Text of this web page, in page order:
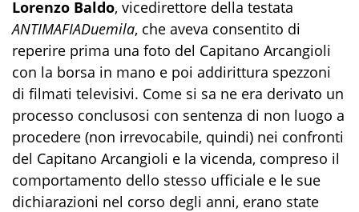
Lorenzo Baldo, vicedirettore della testata
ANTIMAFIADuemila, che aveva consentito di
reperire prima una foto del Capitano Arcangioli
con la borsa in mano e poi addirittura spezzoni
di filmati televisivi. Come si sa ne era derivato un
processo conclusosi con sentenza di non luogo a
procedere (non irrevocabile, quindi) nei confronti
del Capitano Arcangioli e la vicenda, compreso il
comportamento dello stesso ufficiale e le sue
dichiarazioni nel corso degli anni, erano state